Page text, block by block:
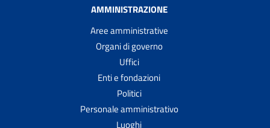
AMMINISTRAZIONE
Aree amministrative
Organi di governo
Uffici
Enti e fondazioni
Politici
Personale amministrativo
Luoghi